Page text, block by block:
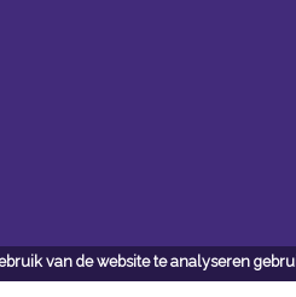
van de website te analyseren